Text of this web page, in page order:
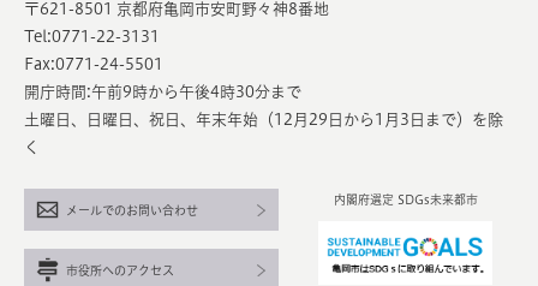
〒621-8501 京都府亀岡市安町野々神8番地
Tel:0771-22-3131
Fax:0771-24-5501
開庁時間:午前9時から午後4時30分まで
土曜日、日曜日、祝日、年末年始（12月29日から1月3日まで）を除
く
内閣府選定 SDGs未来都市
メールでのお問い合わせ
市役所へのアクセス